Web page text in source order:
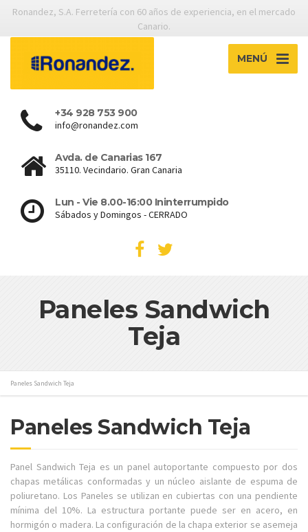
Ronandez, S.A. Ferretería con 60 años de experiencia, en el mercado
Canario.
MENÚ
+34 928 753 900
info@ronandez.com
Avda. de Canarias 167
35110. Vecindario. Gran Canaria
Lun - Vie 8.00-16:00 Ininterrumpido
Sábados y Domingos - CERRADO
Paneles Sandwich
Teja
Paneles Sandwich Teja
Paneles Sandwich Teja
Panel Sandwich Teja es un panel autoportante compuesto por dos
chapas metálicas conformadas y un núcleo aislante de espuma de
poliuretano. Los Paneles se utilizan en cubiertas con una pendiente
mínima del 10%. La estructura portante puede ser en acero, en
hormigón o madera. La configuración de la chapa exterior se asemeja